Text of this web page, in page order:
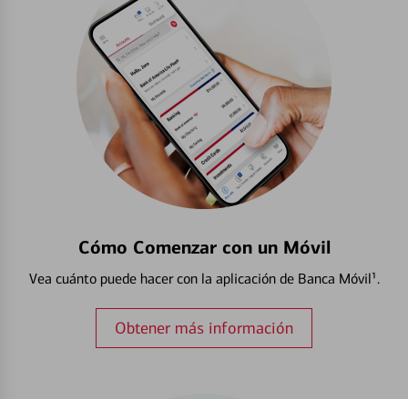
Cómo Comenzar con un Móvil
Vea cuánto puede hacer con la aplicación de Banca Móvil¹.
Obtener más información